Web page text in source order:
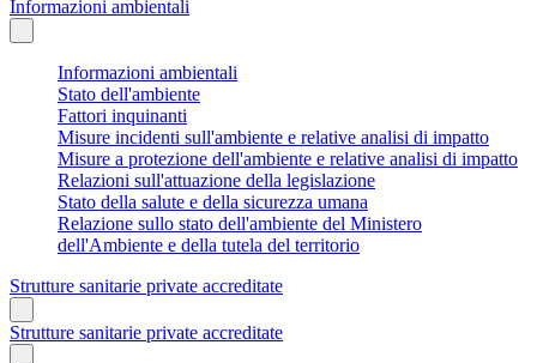
Informazioni ambientali
Informazioni ambientali
Stato dell'ambiente
Fattori inquinanti
Misure incidenti sull'ambiente e relative analisi di impatto
Misure a protezione dell'ambiente e relative analisi di impatto
Relazioni sull'attuazione della legislazione
Stato della salute e della sicurezza umana
Relazione sullo stato dell'ambiente del Ministero
dell'Ambiente e della tutela del territorio
Strutture sanitarie private accreditate
Strutture sanitarie private accreditate